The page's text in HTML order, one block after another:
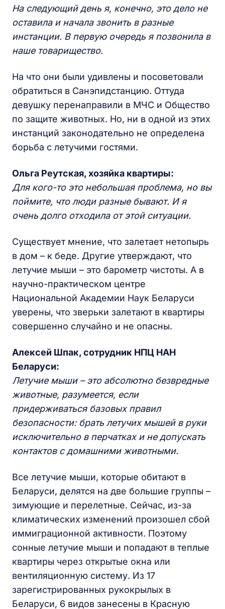
На следующий день я, конечно, это дело не
оставила и начала звонить в разные
инстанции. В первую очередь я позвонила в
наше товарищество.
На что они были удивлены и посоветовали
обратиться в Санэпидстанцию. Оттуда
девушку перенаправили в МЧС и Общество
по защите животных. Но, ни в одной из этих
инстанций законодательно не определена
борьба с летучими гостями.
Ольга Реутская, хозяйка квартиры:
Для кого-то это небольшая проблема, но вы
поймите, что люди разные бывают. И я
очень долго отходила от этой ситуации.
Существует мнение, что залетает нетопырь
в дом – к беде. Другие утверждают, что
летучие мыши – это барометр чистоты. А в
научно-практическом центре
Национальной Академии Наук Беларуси
уверены, что зверьки залетают в квартиры
совершенно случайно и не опасны.
Алексей Шпак, сотрудник НПЦ НАН
Беларуси:
Летучие мыши – это абсолютно безвредные
животные, разумеется, если
придерживаться базовых правил
безопасности: брать летучих мышей в руки
исключительно в перчатках и не допускать
контактов с домашними животными.
Все летучие мыши, которые обитают в
Беларуси, делятся на две большие группы –
зимующие и перелетные. Сейчас, из-за
климатических изменений произошел сбой
иммиграционной активности. Поэтому
сонные летучие мыши и попадают в теплые
квартиры через открытые окна или
вентиляционную систему. Из 17
зарегистрированных рукокрылых в
Беларуси, 6 видов занесены в Красную